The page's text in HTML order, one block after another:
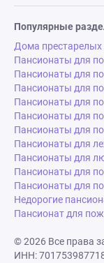
Популярные
Дома престарелых
Пансионаты для
Пансионаты для
Пансионаты для
Пансионаты для
Пансионаты для
Пансионаты для
Пансионаты для
Пансионаты для
Пансионаты для
Пансионаты для
Недорогие
Пансионат для
© 2026 Все права
ИНН: